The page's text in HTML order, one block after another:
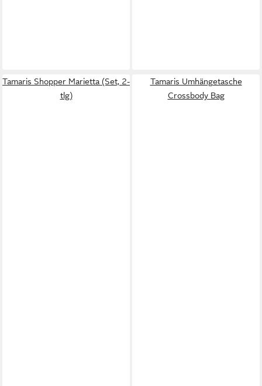
Tamaris Shopper Marietta (Set, 2-
tlg)
Tamaris Umhängetasche
Crossbody Bag